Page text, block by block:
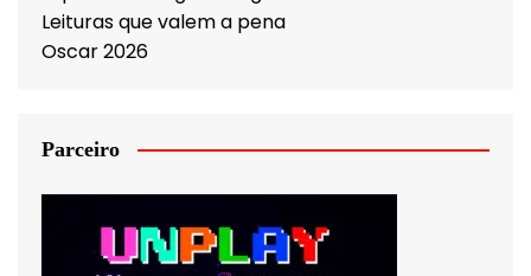
Leituras que valem a pena
Oscar 2026
Parceiro